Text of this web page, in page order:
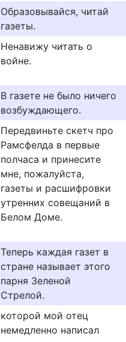
Образовывайся, читай
газеты.
Ненавижу читать о
войне.
В газете не было ничего
возбуждающего.
Передвиньте скетч про
Рамсфелда в первые
полчаса и принесите
мне, пожалуйста,
газеты и расшифровки
утренних совещаний в
Белом Доме.
Теперь каждая газет в
стране называет этого
парня Зеленой
Стрелой.
которой мой отец
немедленно написал